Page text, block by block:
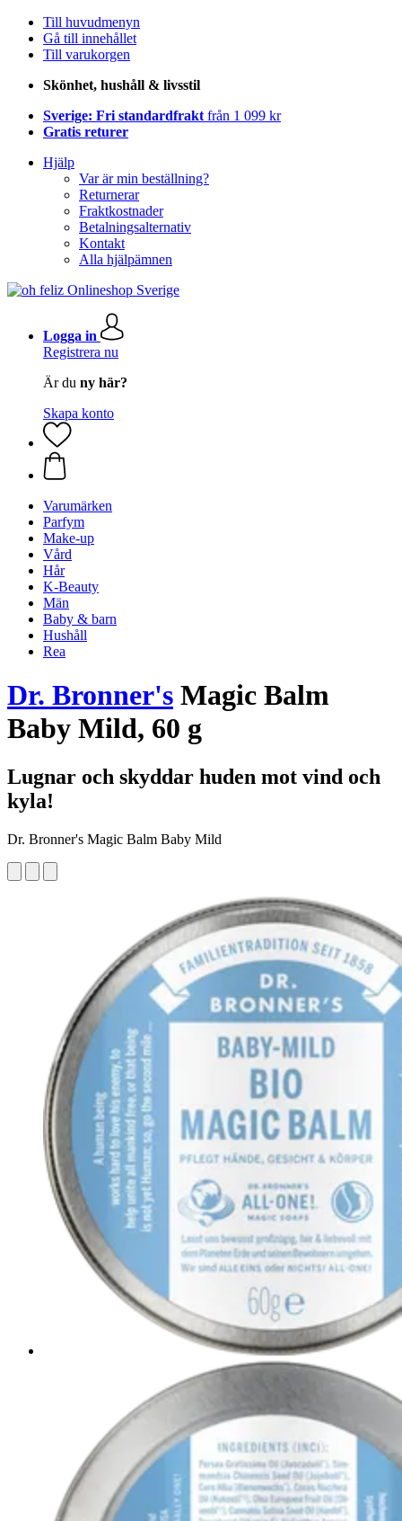
Till huvudmenyn
Gå till innehållet
Till varukorgen
Skönhet, hushåll & livsstil
Sverige: Fri standardfrakt från 1 099 kr
Gratis returer
Hjälp
Var är min beställning?
Returnerar
Fraktkostnader
Betalningsalternativ
Kontakt
Alla hjälpämnen
Logga in
Registrera nu
Är du ny här?
Skapa konto
Varumärken
Parfym
Make-up
Vård
Hår
K-Beauty
Män
Baby & barn
Hushåll
Rea
Dr. Bronner's Magic Balm
Baby Mild, 60 g
Lugnar och skyddar huden mot vind och
kyla!
Dr. Bronner's Magic Balm Baby Mild